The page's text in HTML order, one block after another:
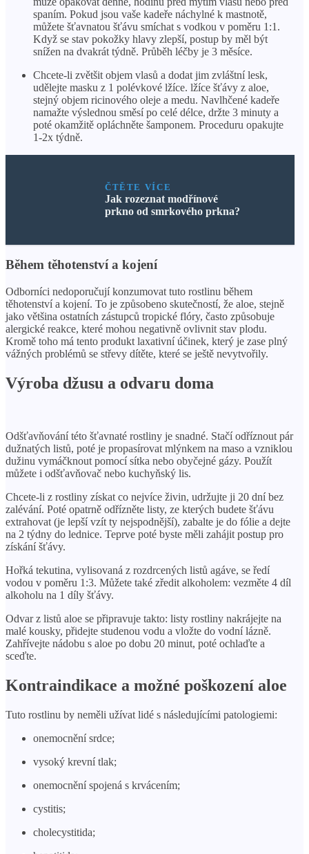
spaním. Pokud jsou vaše kadeře náchylné k mastnotě,
můžete šťavnatou šťávu smíchat s vodkou v poměru 1:1.
Když se stav pokožky hlavy zlepší, postup by měl být
snížen na dvakrát týdně. Průběh léčby je 3 měsíce.
Chcete-li zvětšit objem vlasů a dodat jim zvláštní lesk,
udělejte masku z 1 polévkové lžíce. lžíce šťávy z aloe,
stejný objem ricinového oleje a medu. Navlhčené kadeře
namažte výslednou směsí po celé délce, držte 3 minuty a
poté okamžitě opláchněte šamponem. Proceduru opakujte
1-2x týdně.
ČTĚTE VÍCE
Jak rozeznat modřínové
prkno od smrkového prkna?
Během těhotenství a kojení
Odborníci nedoporučují konzumovat tuto rostlinu během
těhotenství a kojení. To je způsobeno skutečností, že aloe, stejně
jako většina ostatních zástupců tropické flóry, často způsobuje
alergické reakce, které mohou negativně ovlivnit stav plodu.
Kromě toho má tento produkt laxativní účinek, který je zase plný
vážných problémů se střevy dítěte, které se ještě nevytvořily.
Výroba džusu a odvaru doma
Odšťavňování této šťavnaté rostliny je snadné. Stačí odříznout pár
dužnatých listů, poté je propasírovat mlýnkem na maso a vzniklou
dužinu vymáčknout pomocí sítka nebo obyčejné gázy. Použít
můžete i odšťavňovač nebo kuchyňský lis.
Chcete-li z rostliny získat co nejvíce živin, udržujte ji 20 dní bez
zalévání. Poté opatrně odřízněte listy, ze kterých budete šťávu
extrahovat (je lepší vzít ty nejspodnější), zabalte je do fólie a dejte
na 2 týdny do lednice. Teprve poté byste měli zahájit postup pro
získání šťávy.
Hořká tekutina, vylisovaná z rozdrcených listů agáve, se ředí
vodou v poměru 1:3. Můžete také zředit alkoholem: vezměte 4 díl
alkoholu na 1 díly šťávy.
Odvar z listů aloe se připravuje takto: listy rostliny nakrájejte na
malé kousky, přidejte studenou vodu a vložte do vodní lázně.
Zahřívejte nádobu s aloe po dobu 20 minut, poté ochlaďte a
sceďte.
Kontraindikace a možné poškození aloe
Tuto rostlinu by neměli užívat lidé s následujícími patologiemi:
onemocnění srdce;
vysoký krevní tlak;
onemocnění spojená s krvácením;
cystitis;
cholecystitida;